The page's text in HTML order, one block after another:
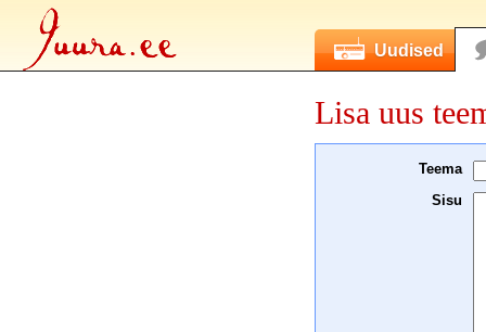
Uudised
Lisa uus
Teema
Sisu